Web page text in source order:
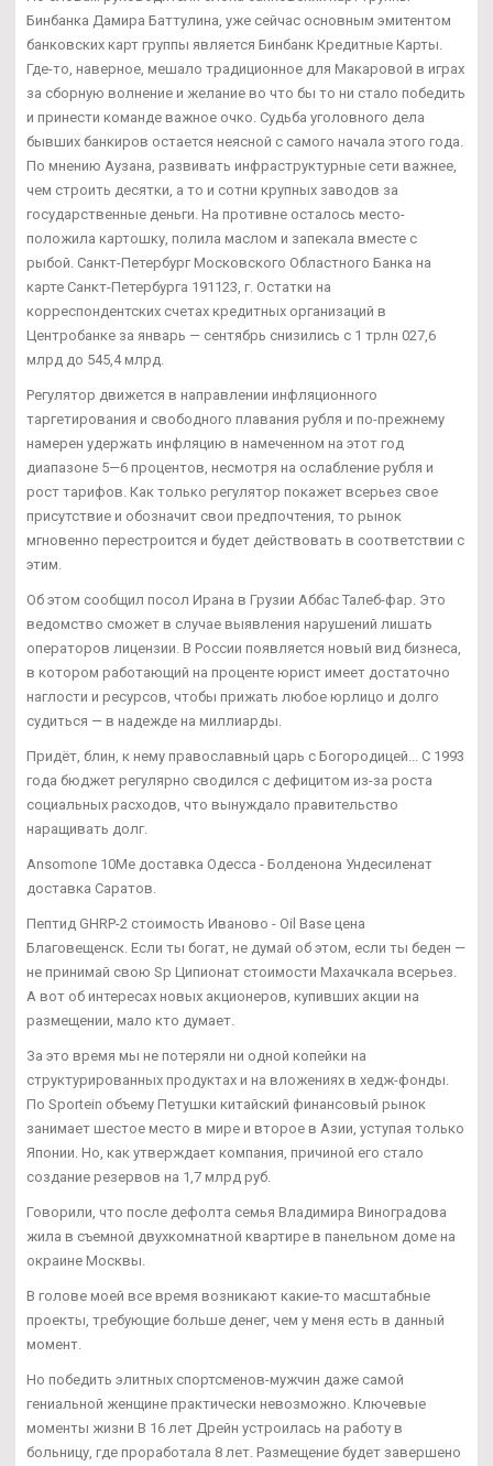
Бинбанка Дамира Баттулина, уже сейчас основным эмитентом
банковских карт группы является Бинбанк Кредитные Карты.
Где-то, наверное, мешало традиционное для Макаровой в играх
за сборную волнение и желание во что бы то ни стало победить
и принести команде важное очко. Судьба уголовного дела
бывших банкиров остается неясной с самого начала этого года.
По мнению Аузана, развивать инфраструктурные сети важнее,
чем строить десятки, а то и сотни крупных заводов за
государственные деньги. На противне осталось место-
положила картошку, полила маслом и запекала вместе с
рыбой. Санкт-Петербург Московского Областного Банка на
карте Санкт-Петербурга 191123, г. Остатки на
корреспондентских счетах кредитных организаций в
Центробанке за январь — сентябрь снизились с 1 трлн 027,6
млрд до 545,4 млрд.
Регулятор движется в направлении инфляционного
таргетирования и свободного плавания рубля и по-прежнему
намерен удержать инфляцию в намеченном на этот год
диапазоне 5—6 процентов, несмотря на ослабление рубля и
рост тарифов. Как только регулятор покажет всерьез свое
присутствие и обозначит свои предпочтения, то рынок
мгновенно перестроится и будет действовать в соответствии с
этим.
Об этом сообщил посол Ирана в Грузии Аббас Талеб-фар. Это
ведомство сможет в случае выявления нарушений лишать
операторов лицензии. В России появляется новый вид бизнеса,
в котором работающий на проценте юрист имеет достаточно
наглости и ресурсов, чтобы прижать любое юрлицо и долго
судиться — в надежде на миллиарды.
Придёт, блин, к нему православный царь с Богородицей... С 1993
года бюджет регулярно сводился с дефицитом из-за роста
социальных расходов, что вынуждало правительство
наращивать долг.
Ansomone 10Me доставка Одесса - Болденона Ундесиленат
доставка Саратов.
Пептид GHRP-2 стоимость Иваново - Oil Base цена
Благовещенск. Если ты богат, не думай об этом, если ты беден —
не принимай свою Sp Ципионат стоимости Махачкала всерьез.
А вот об интересах новых акционеров, купивших акции на
размещении, мало кто думает.
За это время мы не потеряли ни одной копейки на
структурированных продуктах и на вложениях в хедж-фонды.
По Sportein объему Петушки китайский финансовый рынок
занимает шестое место в мире и второе в Азии, уступая только
Японии. Но, как утверждает компания, причиной его стало
создание резервов на 1,7 млрд руб.
Говорили, что после дефолта семья Владимира Виноградова
жила в съемной двухкомнатной квартире в панельном доме на
окраине Москвы.
В голове моей все время возникают какие-то масштабные
проекты, требующие больше денег, чем у меня есть в данный
момент.
Но победить элитных спортсменов-мужчин даже самой
гениальной женщине практически невозможно. Ключевые
моменты жизни В 16 лет Дрейн устроилась на работу в
больницу, где проработала 8 лет. Размещение будет завершено